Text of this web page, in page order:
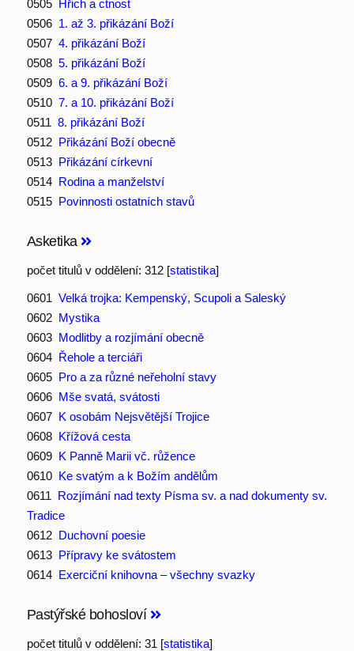
0505 Hřich a ctnost
0506 1. až 3. přikázání Boží
0507 4. přikázání Boží
0508 5. přikázání Boží
0509 6. a 9. přikázání Boží
0510 7. a 10. přikázání Boží
0511 8. přikázání Boží
0512 Přikázání Boží obecně
0513 Přikázání církevní
0514 Rodina a manželství
0515 Povinnosti ostatních stavů
Asketika
počet titulů v oddělení: 312 [statistika]
0601 Velká trojka: Kempenský, Scupoli a Saleský
0602 Mystika
0603 Modlitby a rozjímání obecně
0604 Řehole a terciáři
0605 Pro a za různé neřeholní stavy
0606 Mše svatá, svátosti
0607 K osobám Nejsvětější Trojice
0608 Křížová cesta
0609 K Panně Marii vč. růžence
0610 Ke svatým a k Božím andělům
0611 Rozjímání nad texty Písma sv. a nad dokumenty sv.
Tradice
0612 Duchovní poesie
0613 Přípravy ke svátostem
0614 Exerciční knihovna – všechny svazky
Pastýřské bohosloví
počet titulů v oddělení: 31 [statistika]